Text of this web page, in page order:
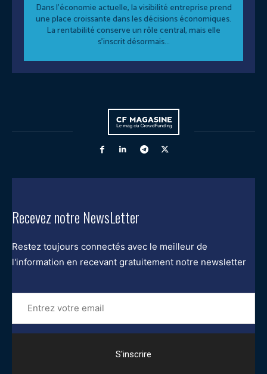
Dans l’économie actuelle, la visibilité entreprise prend
une place croissante dans les décisions économiques.
La rentabilité conserve un rôle central, mais elle
s’inscrit désormais...
Recevez notre NewsLetter
Restez toujours connectés avec le meilleur de
l'information en recevant gratuitement notre newsletter
Entrez
votre
email